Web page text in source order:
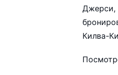
Джерси,
Килва-